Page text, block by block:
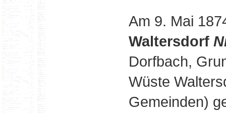
Am 9. Mai
Waltersdorf
Dorfbach,
Wüste
Gemeinden)